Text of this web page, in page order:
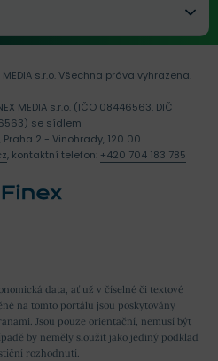
data, ať už v číselné či textové
na tomto portálu jsou poskytovány
Jsou pouze orientační, nemusí být
by neměly sloužit jako jediný podklad
rozhodnutí.
s.r.o.Všechna práva vyhrazena.
MEDIA s.r.o. (IČO 08446563, DIČ
se sídlem
2 - Vinohrady, 120 00
, kontaktní telefon: +420 704 183 785